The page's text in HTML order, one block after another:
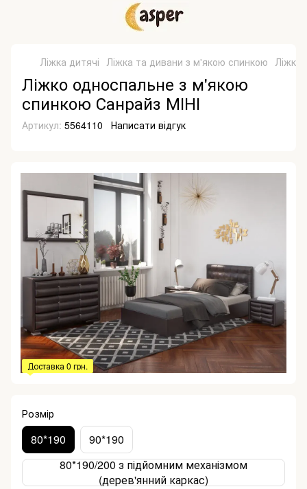
Ліжка дитячі Ліжка та дивани з м'якою спинкою Ліжка
Ліжко односпальне з м'якою
спинкою Санрайз МІНІ
Артикул: 5564110 Написати відгук
Доставка 0 грн.
Розмір
80*190
90*190
80*190/200 з підйомним механізмом
(дерев'янний каркас)